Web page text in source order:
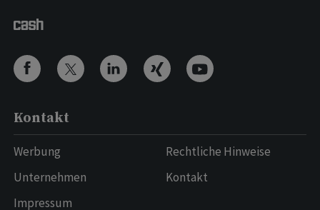
Kontakt
Werbung
Unternehmen
Impressum
Rechtliche Hinweise
Kontakt